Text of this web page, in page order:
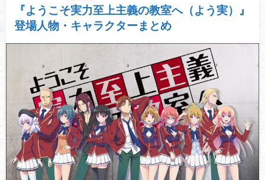
『ようこそ実力至上主義の教室へ（よう実）』
登場人物・キャラクターまとめ